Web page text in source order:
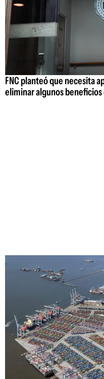
FNC planteó que necesita
eliminar algunos